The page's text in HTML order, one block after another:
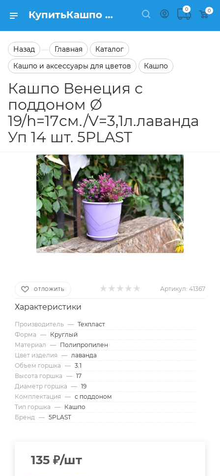
КупитьКашпо Венеция с поддоном Ø 19/h=17см./V=3,1л.лаванда Уп 14 шт. 5PLAST в каталоге Кашпо Заказать Кашпо Венеция с поддоном Ø 19/h=17см./V=3,1л.лаванда Уп 14 шт. 5PLAST в каталоге Кашпо на сайте Semfart.ru 0
0
Назад — Главная
Каталог
Кашпо и аксессуары для цветов
Кашпо
Кашпо Венеция с
поддоном Ø
19/h=17см./V=3,1л.лаванда
Уп 14 шт. 5PLAST
ОТЛОЖИТЬ Артикул: 41367
Характеристики
Производитель — Техпласт
Форма — Круглый
Материал — Полипропилен
Цвет изделия — лаванда
Объем горшка — 3.1
Высота горшка — 17
Диаметр горшка — 19
Комплектация — с поддоном
Тип горшка — Кашпо
Бренд — 5PLAST
135 ₽/шт